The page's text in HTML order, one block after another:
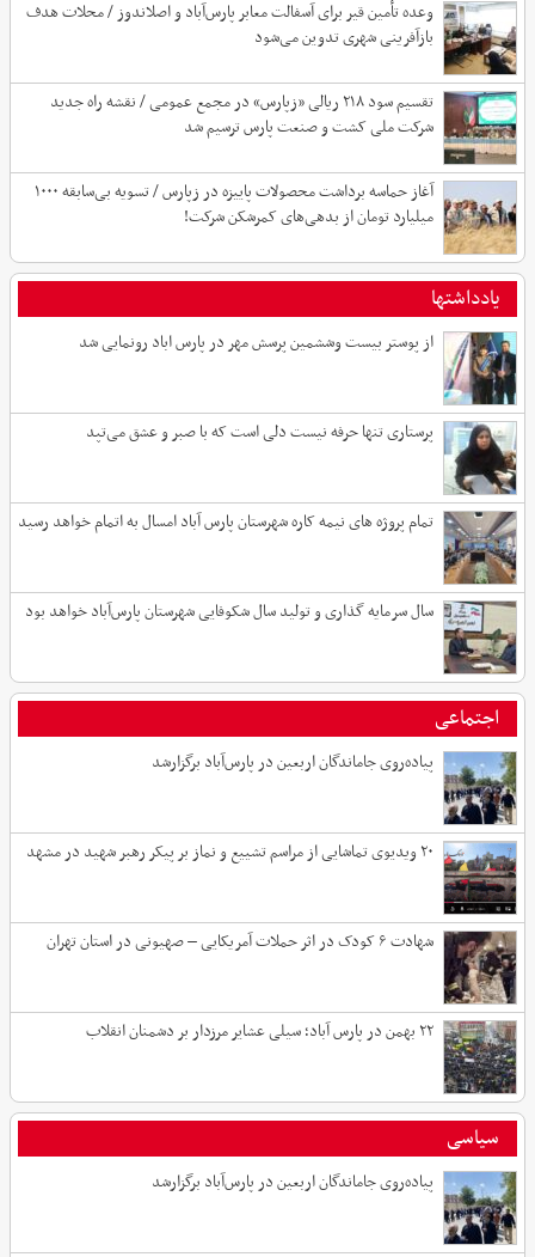
وعده تأمین قیر برای آسفالت معابر پارس‌آباد و اصلاندوز / محلات هدف
بازآفرینی شهری تدوین می‌شود
تقسیم سود ۲۱۸ ریالی «زپارس» در مجمع عمومی / نقشه راه جدید
شرکت ملی کشت و صنعت پارس ترسیم شد
آغاز حماسه برداشت محصولات پاییزه در زپارس / تسویه بی‌سابقه ۱۰۰۰
میلیارد تومان از بدهی‌های کمرشکن شرکت!
یادداشتها
از پوستر بیست وششمین پرسش مهر در پارس اباد رونمایی شد
پرستاری تنها حرفه نیست دلی است که با صبر و عشق می‌تپد
تمام پروژه های نیمه کاره شهرستان پارس آباد امسال به اتمام خواهد رسید
سال سرمایه گذاری و تولید سال شکوفایی شهرستان پارس‌آباد خواهد بود
اجتماعی
پیاده‌روی جاماندگان اربعین در پارس‌آباد برگزارشد
۲۰ ویدیوی تماشایی از مراسم تشییع و نماز بر پیکر رهبر شهید در مشهد
شهادت ۶ کودک در اثر حملات آمریکایی – صهیونی در استان تهران
۲۲ بهمن در پارس آباد؛ سیلی عشایر مرزدار بر دشمنان انقلاب
سیاسی
پیاده‌روی جاماندگان اربعین در پارس‌آباد برگزارشد